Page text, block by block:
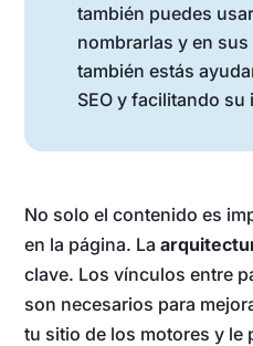
también puedes
nombrarlas y en sus
también estás
SEO y facilitando su
No solo el contenido es
en la página. La
clave. Los vínculos entre
son necesarios para
tu sitio de los motores y